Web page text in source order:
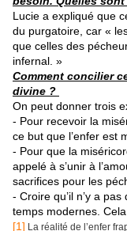
Lucie a expliqué que
du purgatoire, car «
que celles des
infernal. »
Comment concilier
divine ?
On peut donner trois
- Pour recevoir la
ce but que l’enfer est
- Pour que la
appelé à s’unir à
sacrifices pour les
- Croire qu’il n’y a
temps modernes.
[1] La réalité de l’enfer